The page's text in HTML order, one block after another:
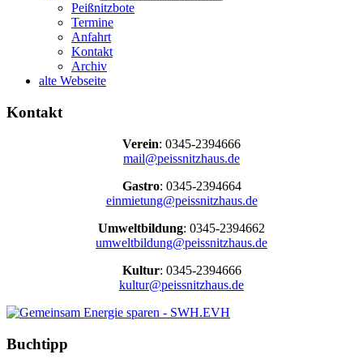
Peißnitzbote
Termine
Anfahrt
Kontakt
Archiv
alte Webseite
Kontakt
Verein: 0345-2394666
mail@peissnitzhaus.de
Gastro: 0345-2394664
einmietung@peissnitzhaus.de
Umweltbildung: 0345-2394662
umweltbildung@peissnitzhaus.de
Kultur: 0345-2394666
kultur@peissnitzhaus.de
Buchtipp